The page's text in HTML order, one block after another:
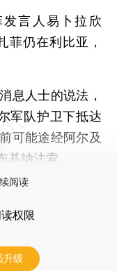
言人易卜拉欣
菲仍在利比亚，
人士的说法，
军队护卫下抵达
可能途经阿尔及
纳法索。
阅读
权限
升级